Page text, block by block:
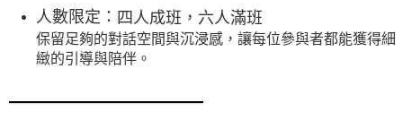
人數限定： 四人成班，六人滿班
保留足夠的對話空間與沉浸感，讓每位參與者都能獲得細
緻的引導與陪伴。
━━━━━━━━━━━━